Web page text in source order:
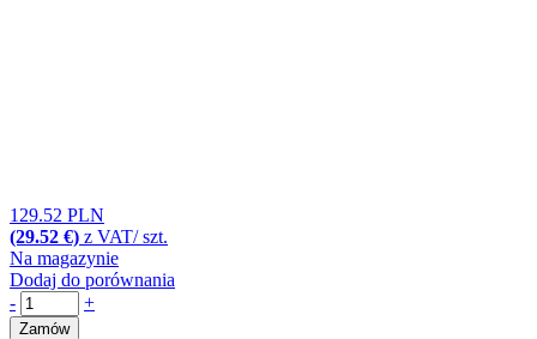
129.52 PLN
(29.52 €) z VAT/ szt.
Na magazynie
Dodaj do porównania
-
+
Zamów